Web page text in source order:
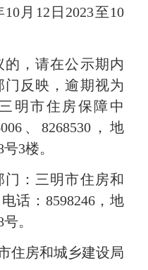
月12日2023至10
，请在公示期内
反映，逾期视为
明市住房保障中
、8268530，地
3楼。
：三明市住房和
话：8598246，地
。
房和城乡建设局